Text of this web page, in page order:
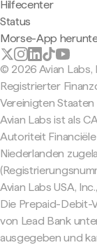
Hilfecenter
Status
Morse-App
© 2026 Avian Labs,
Registrierter
Vereinigten Staaten
Avian Labs ist als
Autoriteit
Niederlanden
Avian Labs USA,
Die Prepaid-Debit-
von Lead Bank
ausgegeben und